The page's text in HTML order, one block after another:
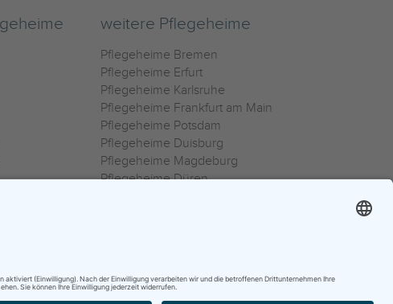
weitere Pflegeheime
Pflegeheime Bremen
Pflegeheime Erfurt
Pflegeheime Karlsruhe
Pflegeheime Frankfurt am Main
Pflegeheime Potsdam
Pflegeheime Duisburg
Pflegeheime Magdeburg
Pflegeheime Düren